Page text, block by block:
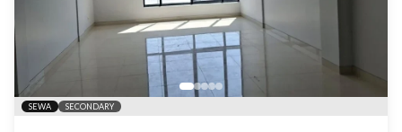
SEWA SECONDARY